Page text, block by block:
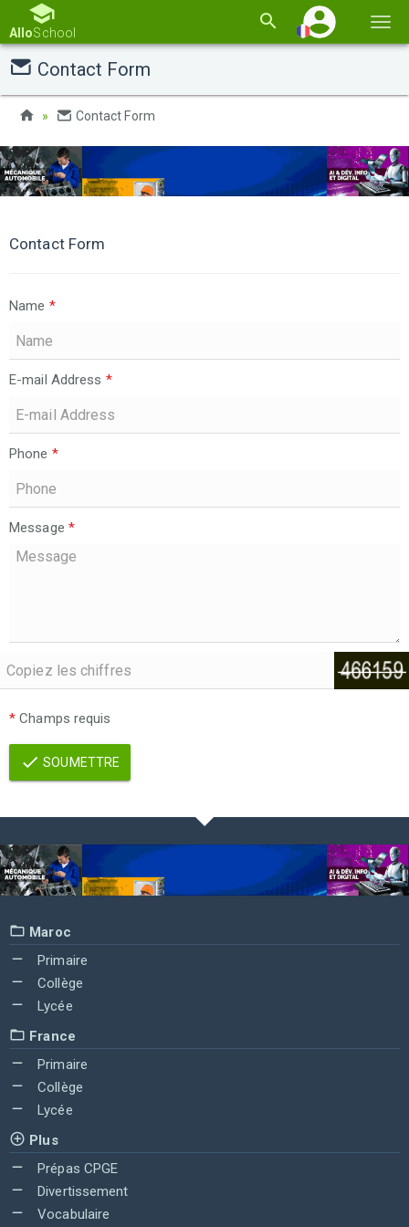
la
AlloSchool
Contact Form
Contact Form
Contact Form
Name *
E-mail Address *
Phone *
Message *
* Champs requis
SOUMETTRE
Maroc
Primaire
Collège
Lycée
France
Primaire
Collège
Lycée
Plus
Prépas CPGE
Divertissement
Vocabulaire